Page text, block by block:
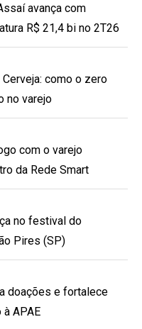
avança com
R$ 21,4 bi no 2T26
como o zero
no varejo
com o varejo
da Rede Smart
no festival do
Pires (SP)
doações e fortalece
APAE